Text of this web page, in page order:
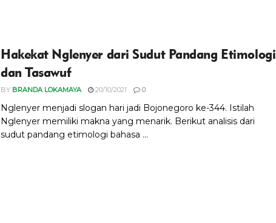
Hakekat Nglenyer dari Sudut Pandang Etimologi
dan Tasawuf
BY BRANDA LOKAMAYA 20/10/2021 0
Nglenyer menjadi slogan hari jadi Bojonegoro ke-344. Istilah
Nglenyer memiliki makna yang menarik. Berikut analisis dari
sudut pandang etimologi bahasa ...